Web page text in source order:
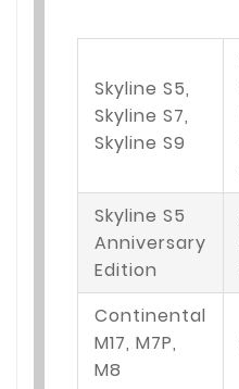
Skyline S5,
Skyline S7,
Skyline S9
Skyline S5
Anniversary
Edition
Continental
M17, M7P,
M8